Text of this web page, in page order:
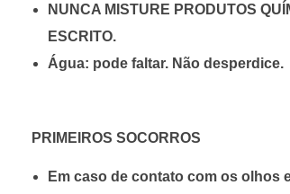
NUNCA MISTURE PRODUTOS
ESCRITO.
Água: pode faltar. Não desperdice.
PRIMEIROS SOCORROS
Em caso de contato com os olhos